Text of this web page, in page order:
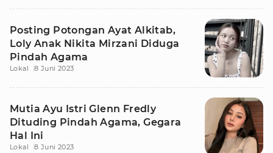
Posting Potongan Ayat Alkitab,
Loly Anak Nikita Mirzani Diduga
Pindah Agama
Lokal 8 Juni 2023
Mutia Ayu Istri Glenn Fredly
Dituding Pindah Agama, Gegara
Hal Ini
Lokal 8 Juni 2023